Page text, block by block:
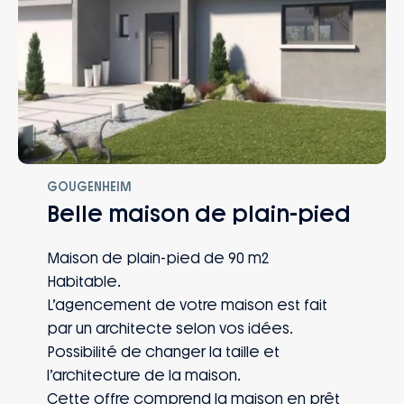
GOUGENHEIM
Belle maison de plain-pied
Maison de plain-pied de 90 m2
Habitable.
L’agencement de votre maison est fait
par un architecte selon vos idées.
Possibilité de changer la taille et
l’architecture de la maison.
Cette offre comprend la maison en prêt